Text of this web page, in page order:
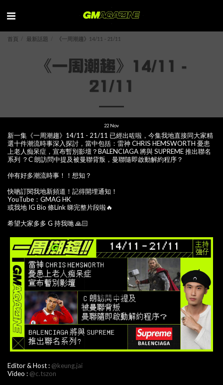
首頁 最新話題 《一周潮趨》14/11 - 21/11
《一周潮趨》14/11 -
21/11
22 Nov
新一集《一周潮趨》14/11 - 21/11 已經出咗啦，今集我地直接同大家精
選十件潮流時事深入探討，當中包括：雷神 CHRIS HEMSWORTH 憂患
上老人痴呆症，宣布暫別影壇？BALENCIAGA 將與 SUPREME 推出聯名
系列 ？C 朗訪問中提及被曼聯背叛，曼聯隨即啟動解約程序？
仲有好多潮流時事！！想知？
快啲訂閱我地新頻道！記得開埋通知！
YouTube：GMAG HK
或我地 IG Bio 條Link 睇完整片段啦🔥
希望大家多多 G 持我哋 🙏🏻
Editor & Host : @keung.jai
Video : @c.tszon